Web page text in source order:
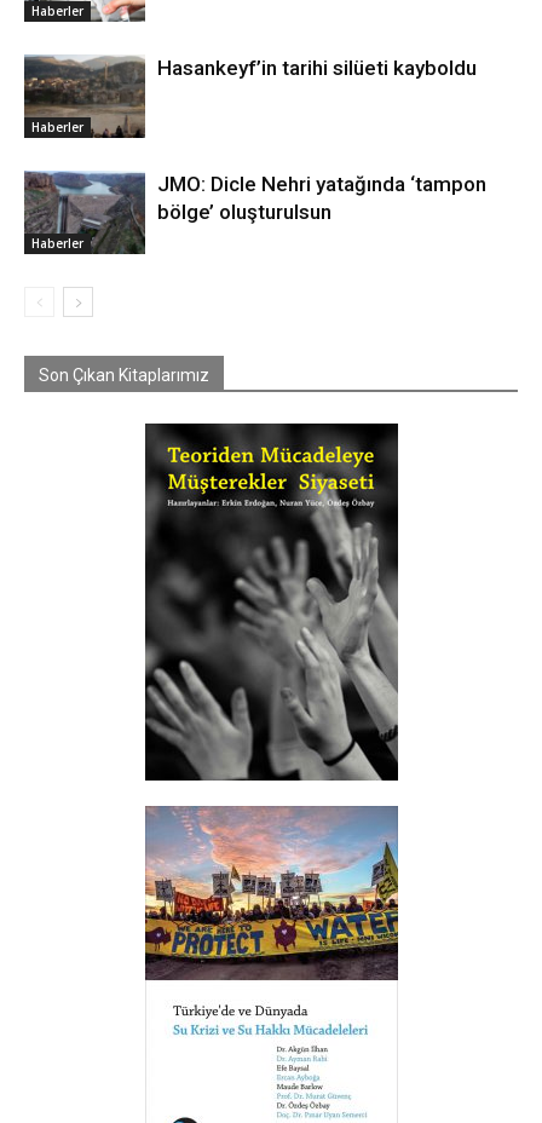
Haberler
Haberler
Hasankeyf’in tarihi silüeti kayboldu
Haberler
JMO: Dicle Nehri yatağında ‘tampon
bölge’ oluşturulsun
Son Çıkan Kitaplarımız